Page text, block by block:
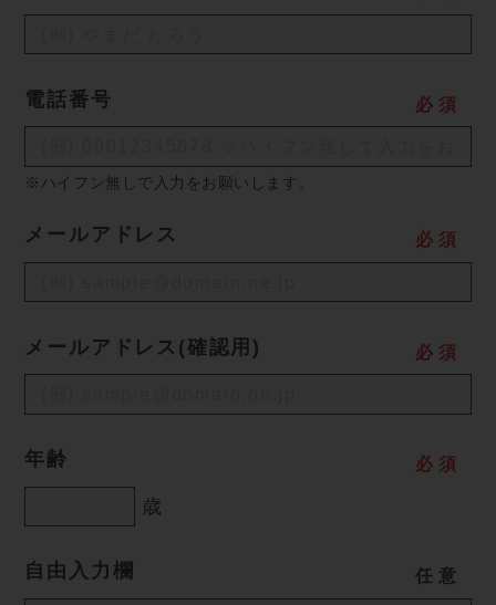
電話番号 必 須
※ハイフン無しで入力をお願いします。
メールアドレス 必 須
メールアドレス(確認用) 必 須
年齢 必 須
歳
自由入力欄 任 意